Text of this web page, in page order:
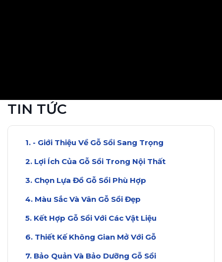
TIN TỨC
- Giới Thiệu Về Gỗ Sồi Sang Trọng
Lợi Ích Của Gỗ Sồi Trong Nội Thất
Chọn Lựa Đồ Gỗ Sồi Phù Hợp
Màu Sắc Và Vân Gỗ Sồi Đẹp
Kết Hợp Gỗ Sồi Với Các Vật Liệu
Thiết Kế Không Gian Mở Với Gỗ
Bảo Quản Và Bảo Dưỡng Gỗ Sồi